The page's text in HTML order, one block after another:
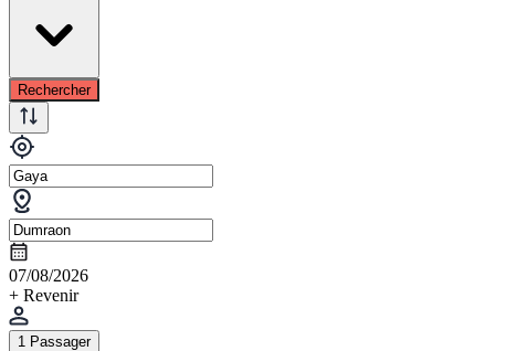
Rechercher
07/08/2026
+ Revenir
1 Passager